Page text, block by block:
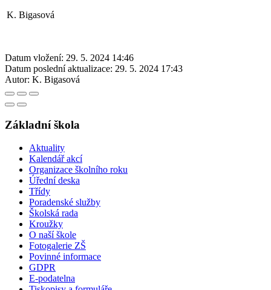
K. Bigasová
Datum vložení: 29. 5. 2024 14:46
Datum poslední aktualizace: 29. 5. 2024 17:43
Autor: K. Bigasová
Základní škola
Aktuality
Kalendář akcí
Organizace školního roku
Úřední deska
Třídy
Poradenské služby
Školská rada
Kroužky
O naší škole
Fotogalerie ZŠ
Povinné informace
GDPR
E-podatelna